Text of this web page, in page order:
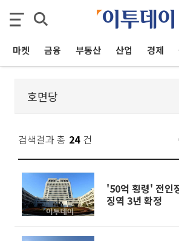
마켓 금융 부동산 산업 경제
검색결과 총 24 건
'50억 횡령' 전인
징역 3년 확정